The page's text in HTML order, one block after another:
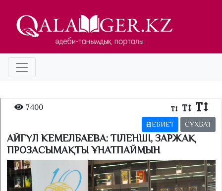
7400
ӘДЕБИЕТ СҰХБАТ
АЙГҮЛ КЕМЕЛБАЕВА: ТІЛЕНШІ, ЗАРЖАҚ
ПРОЗАСЫМАҚТЫ ҰНАТПАЙМЫН